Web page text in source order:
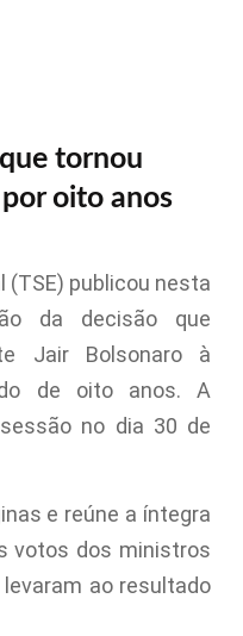
tornou
oito anos
(TSE) publicou nesta
da decisão que
Jair Bolsonaro à
de oito anos. A
no dia 30 de
e reúne a íntegra
votos dos ministros
ao resultado